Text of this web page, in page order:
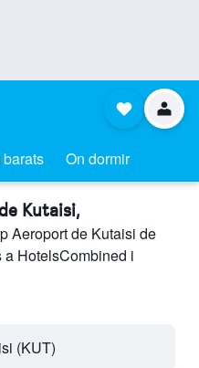
On dormir
Kutaisi,
Aeroport de Kutaisi de
HotelsCombined i
(KUT)